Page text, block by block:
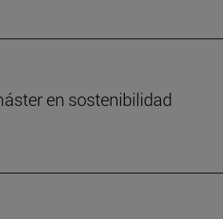
en sostenibilidad